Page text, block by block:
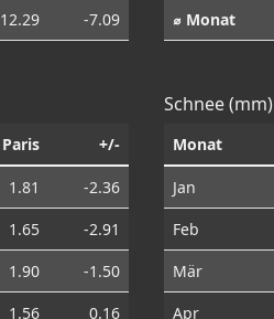
12.29 -7.09
⌀ Monat
Paris +/-
1.81
-2.36
1.65
-2.91
1.90
-1.50
1.56
0.16
Schnee (mm)
Monat
Jan
Feb
Mär
Apr